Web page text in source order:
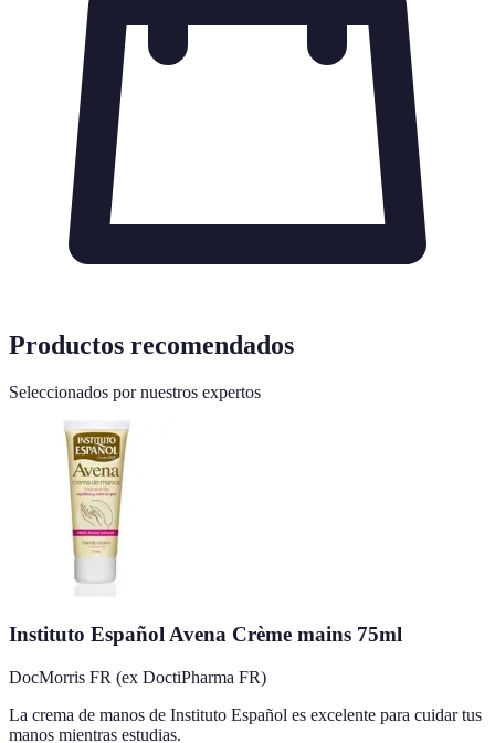
Productos recomendados
Seleccionados por nuestros expertos
Instituto Español Avena Crème mains 75ml
DocMorris FR (ex DoctiPharma FR)
La crema de manos de Instituto Español es excelente para cuidar tus
manos mientras estudias.